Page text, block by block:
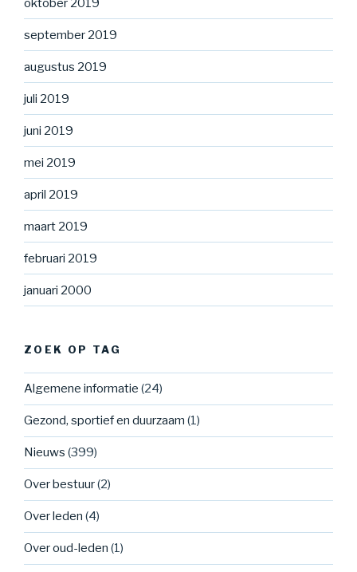
oktober 2019
september 2019
augustus 2019
juli 2019
juni 2019
mei 2019
april 2019
maart 2019
februari 2019
januari 2000
ZOEK OP TAG
Algemene informatie (24)
Gezond, sportief en duurzaam (1)
Nieuws (399)
Over bestuur(2)
Over leden (4)
Over oud-leden (1)